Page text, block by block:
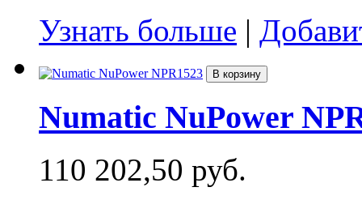
Узнать больше |
В корзину
Numatic NuPower
110 202,50 руб.